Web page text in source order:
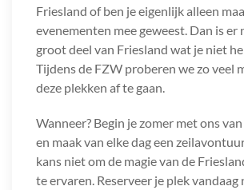
Friesland of ben je eigenlijk alleen
evenementen mee geweest. Dan is er
groot deel van Friesland wat je niet
Tijdens de FZW proberen we zo veel
deze plekken af te gaan.
Wanneer? Begin je zomer met ons
en maak van elke dag een
kans niet om de magie van de
te ervaren. Reserveer je plek vandaag